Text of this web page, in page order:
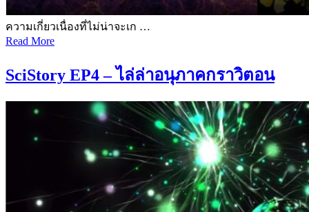
ความเกี่ยวเนื่องที่ไม่น่าจะเก …
Read More
SciStory EP4 – ไล่ล่าอนุภาคกราวิตอน